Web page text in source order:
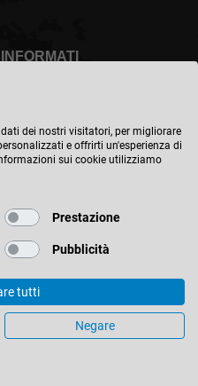
italiano
POSIZIONE
& Co. KG
dei nostri visitatori, per migliorare
e offrirti un'esperienza di
sui cookie utilizziamo
Prestazione
Pubblicità
tutti
Negare